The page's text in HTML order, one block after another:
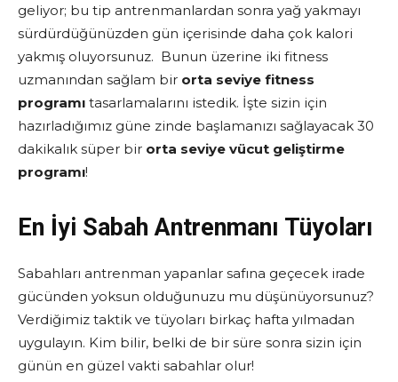
geliyor; bu tip antrenmanlardan sonra yağ yakmayı
sürdürdüğünüzden gün içerisinde daha çok kalori
yakmış oluyorsunuz. Bunun üzerine iki fitness
uzmanından sağlam bir orta seviye fitness
programı tasarlamalarını istedik. İşte sizin için
hazırladığımız güne zinde başlamanızı sağlayacak 30
dakikalık süper bir orta seviye vücut geliştirme
programı!
En İyi Sabah Antrenmanı Tüyoları
Sabahları antrenman yapanlar safına geçecek irade
gücünden yoksun olduğunuzu mu düşünüyorsunuz?
Verdiğimiz taktik ve tüyoları birkaç hafta yılmadan
uygulayın. Kim bilir, belki de bir süre sonra sizin için
günün en güzel vakti sabahlar olur!